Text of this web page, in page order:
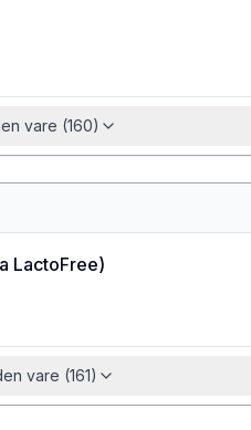
vare (160)
LactoFree)
vare (161)